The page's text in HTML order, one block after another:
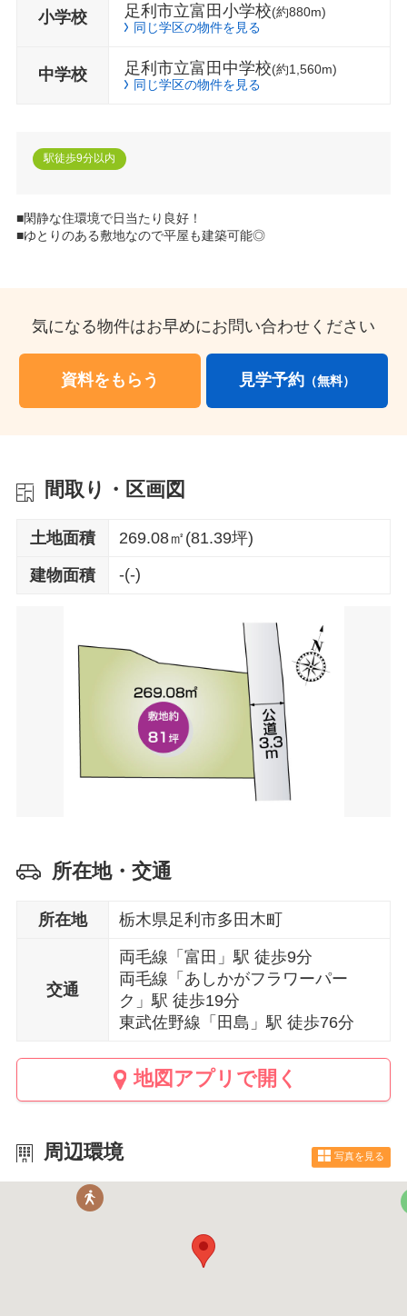
小学校 足利市立富田小学校(約880m)
同じ学区の物件を見る
中学校 足利市立富田中学校(約1,560m)
同じ学区の物件を見る
駅徒歩9分以内
■閑静な住環境で日当たり良好！
■ゆとりのある敷地なので平屋も建築可能◎
気になる物件はお早めにお問い合わせください
資料をもらう 見学予約 （無料）
間取り・区画図
土地面積 269.08㎡(81.39坪)
建物面積 -(-)
所在地・交通
所在地 栃木県足利市多田木町
交通
両毛線「富田」駅 徒歩9分
両毛線「あしかがフラワーパー
ク」駅 徒歩19分
東武佐野線「田島」駅 徒歩76分
地図アプリで開く
周辺環境 写真を見る